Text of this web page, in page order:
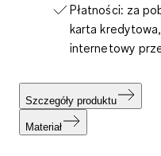
Płatności: za
karta
internetowy
Szczegóły produktu
Materiał